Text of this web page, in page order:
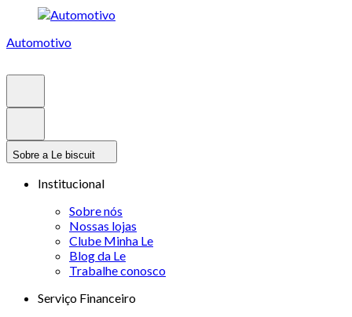
Automotivo
Sobre a Le biscuit
Institucional
Sobre nós
Nossas lojas
Clube Minha Le
Blog da Le
Trabalhe conosco
Serviço Financeiro